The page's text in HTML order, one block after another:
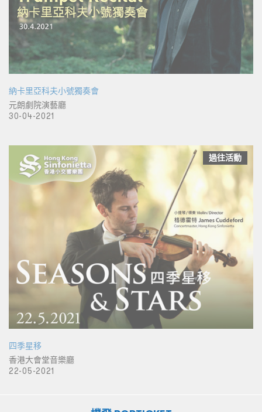
納卡里亞科夫小號獨奏會
元朗劇院演藝廳
30-04-2021
過往活動
四季星移
香港大會堂音樂廳
22-05-2021